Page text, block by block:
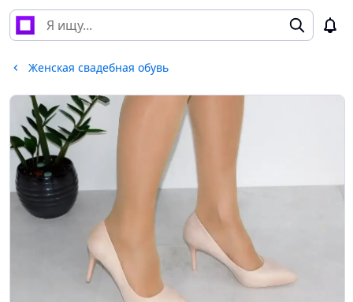
Женская свадебная обувь